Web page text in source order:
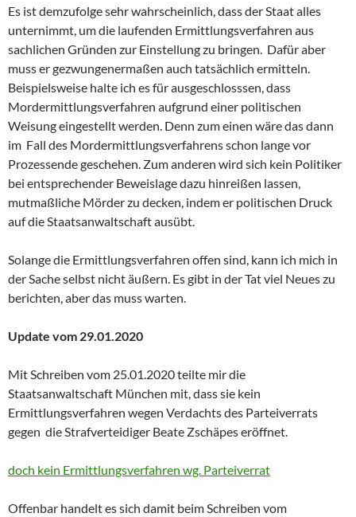
Es ist demzufolge sehr wahrscheinlich, dass der Staat alles
unternimmt, um die laufenden Ermittlungsverfahren aus
sachlichen Gründen zur Einstellung zu bringen. Dafür aber
muss er gezwungenermaßen auch tatsächlich ermitteln.
Beispielsweise halte ich es für ausgeschlosssen, dass
Mordermittlungsverfahren aufgrund einer politischen
Weisung eingestellt werden. Denn zum einen wäre das dann
im Fall des Mordermittlungsverfahrens schon lange vor
Prozessende geschehen. Zum anderen wird sich kein Politiker
bei entsprechender Beweislage dazu hinreißen lassen,
mutmaßliche Mörder zu decken, indem er politischen Druck
auf die Staatsanwaltschaft ausübt.
Solange die Ermittlungsverfahren offen sind, kann ich mich in
der Sache selbst nicht äußern. Es gibt in der Tat viel Neues zu
berichten, aber das muss warten.
Update vom 29.01.2020
Mit Schreiben vom 25.01.2020 teilte mir die
Staatsanwaltschaft München mit, dass sie kein
Ermittlungsverfahren wegen Verdachts des Parteiverrats
gegen die Strafverteidiger Beate Zschäpes eröffnet.
doch kein Ermittlungsverfahren wg. Parteiverrat
Offenbar handelt es sich damit beim Schreiben vom